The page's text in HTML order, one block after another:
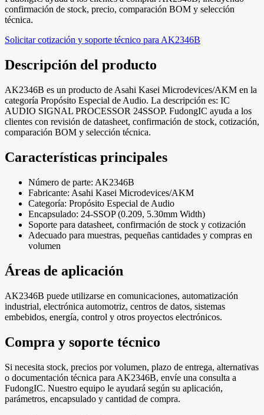
confirmación de stock, precio, comparación BOM y selección
técnica.
Solicitar cotización y soporte técnico para AK2346B
Descripción del producto
AK2346B es un producto de Asahi Kasei Microdevices/AKM en la
categoría Propósito Especial de Audio. La descripción es: IC
AUDIO SIGNAL PROCESSOR 24SSOP. FudongIC ayuda a los
clientes con revisión de datasheet, confirmación de stock, cotización,
comparación BOM y selección técnica.
Características principales
Número de parte: AK2346B
Fabricante: Asahi Kasei Microdevices/AKM
Categoría: Propósito Especial de Audio
Encapsulado: 24-SSOP (0.209, 5.30mm Width)
Soporte para datasheet, confirmación de stock y cotización
Adecuado para muestras, pequeñas cantidades y compras en
volumen
Áreas de aplicación
AK2346B puede utilizarse en comunicaciones, automatización
industrial, electrónica automotriz, centros de datos, sistemas
embebidos, energía, control y otros proyectos electrónicos.
Compra y soporte técnico
Si necesita stock, precios por volumen, plazo de entrega, alternativas
o documentación técnica para AK2346B, envíe una consulta a
FudongIC. Nuestro equipo le ayudará según su aplicación,
parámetros, encapsulado y cantidad de compra.